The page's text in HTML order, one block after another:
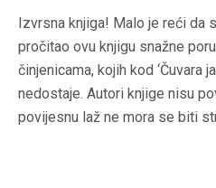
Izvrsna knjiga! Malo je reći da
pročitao ovu knjigu snažne
činjenicama, kojih kod ‘Čuvara
nedostaje. Autori knjige nisu
povijesnu laž ne mora se biti